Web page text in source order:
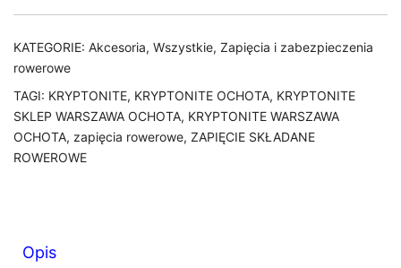
KLUCZ
cm
180
cm
KATEGORIE: Akcesoria, Wszystkie, Zapięcia i zabezpieczenia
rowerowe
TAGI: KRYPTONITE, KRYPTONITE OCHOTA, KRYPTONITE
SKLEP WARSZAWA OCHOTA, KRYPTONITE WARSZAWA
OCHOTA, zapięcia rowerowe, ZAPIĘCIE SKŁADANE
ROWEROWE
Opis